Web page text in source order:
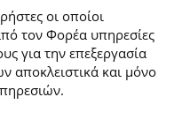
οι οποίοι
τον Φορέα υπηρεσίες
για την επεξεργασία
αποκλειστικά και μόνο